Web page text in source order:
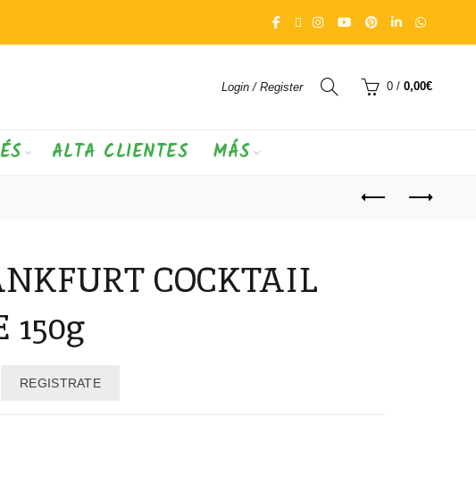
Login / Register 0 / 0,00€
ALTA CLIENTES MÁS
COCKTAIL
150g
REGISTRATE